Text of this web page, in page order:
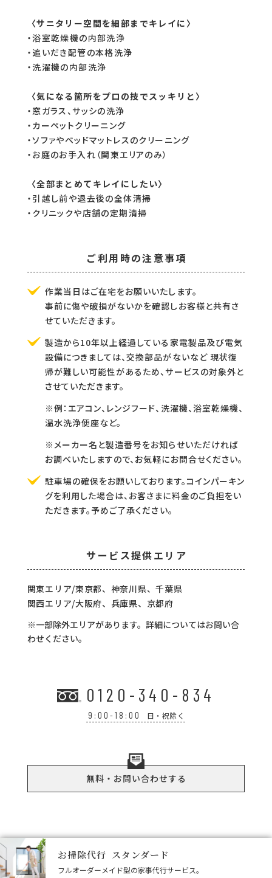
〈サニタリー空間を細部までキレイに〉
・浴室乾燥機の内部洗浄
・追いだき配管の本格洗浄
・洗濯機の内部洗浄
〈気になる箇所をプロの技でスッキリと〉
・窓ガラス、サッシの洗浄
・カーペットクリーニング
・ソファやベッドマットレスのクリーニング
・お庭のお手入れ（関東エリアのみ）
〈全部まとめてキレイにしたい〉
・引越し前や退去後の全体清掃
・クリニックや店舗の定期清掃
ご利用時の注意事項
作業当日はご在宅をお願いいたします。
事前に傷や破損がないかを確認しお客様と共有さ
せていただきます。
製造から10年以上経過している家電製品及び電気
設備につきましては、交換部品がないなど現状復
帰が難しい可能性があるため、サービスの対象外と
させていただきます。
※例：エアコン、レンジフード、洗濯機、浴室乾燥機、
温水洗浄便座など。
※メーカー名と製造番号をお知らせいただければ
お調べいたしますので、お気軽にお問合せください。
駐車場の確保をお願いしております。コインパーキン
グを利用した場合は、お客さまに料金のご負担をい
ただきます。 予めご了承ください。
サービス提供エリア
関東エリア/東京都、神奈川県、千葉県
関西エリア/大阪府、兵庫県、京都府
※一部除外エリアがあります。詳細についてはお問い合
わせください。
0120-340-834
9:00-18:00 日・祝除く
無料・お問い合わせする
お掃除代行 スタンダード
フルオーダーメイド型の家事代行サービス。